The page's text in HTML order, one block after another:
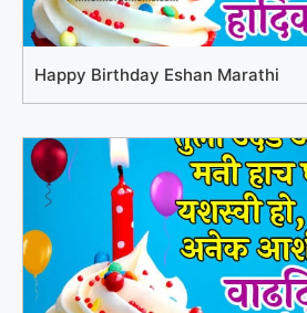
Happy Birthday Eshan Marathi